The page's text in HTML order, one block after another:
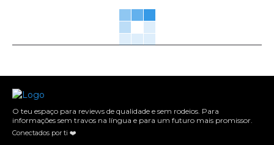
O teu espaço para reviews de qualidade e sem rodeios. Para
informações sem travos na língua e para um futuro mais promissor.
Conectados por ti ❤️